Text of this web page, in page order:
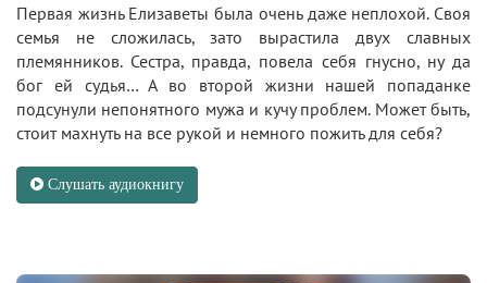
Первая жизнь Елизаветы была очень даже неплохой. Своя
семья не сложилась, зато вырастила двух славных
племянников. Сестра, правда, повела себя гнусно, ну да
бог ей судья… А во второй жизни нашей попаданке
подсунули непонятного мужа и кучу проблем. Может быть,
стоит махнуть на все рукой и немного пожить для себя?
Слушать аудиокнигу